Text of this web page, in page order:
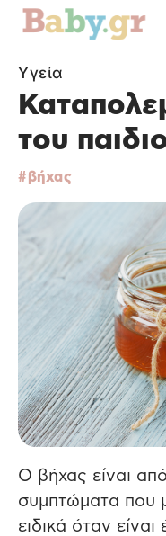
Υγεία
του
βήχας
Ο βήχας είναι
συμπτώματα που
ειδικά όταν είναι